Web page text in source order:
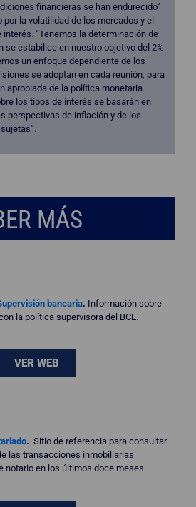
financieras se han endurecido”
la volatilidad de los mercados y el
“Tenemos la determinación de
se estabilice en nuestro objetivo del 2%
un enfoque dependiente de los
se adoptan en cada reunión, para
apropiada de la política monetaria.
los tipos de interés se basarán en
perspectivas de inflación y de los
MÁS
bancaria. Información sobre
la política supervisora del BCE.
VER WEB
. Sitio de referencia para consultar
las transacciones inmobiliarias
notario en los últimos doce meses.